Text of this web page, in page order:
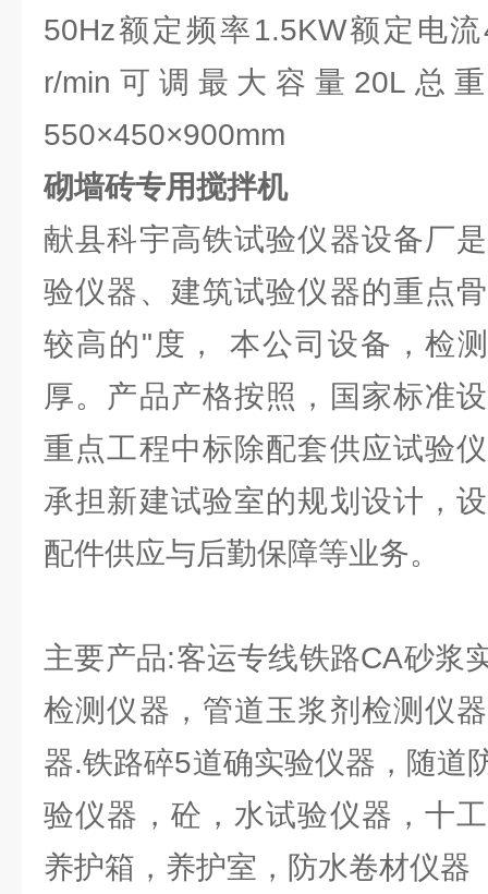
50Hz额定频率1.5KW额定电
r/min可调最大容量20L总
550×450×900mm
砌墙砖专用搅拌机
献县科宇高铁试验仪器设备厂
验仪器、建筑试验仪器的重点
较高的"度， 本公司设备，检
厚。产品产格按照，国家标准
重点工程中标除配套供应试验
承担新建试验室的规划设计，
配件供应与后勤保障等业务。
主要产品:客运专线铁路CA砂浆
检测仪器，管道玉浆剂检测仪
器.铁路碎5道确实验仪器，随道
验仪器，砼，水试验仪器，十
养护箱，养护室，防水卷材仪器